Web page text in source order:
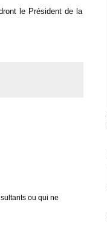
le Président de la
ou qui ne